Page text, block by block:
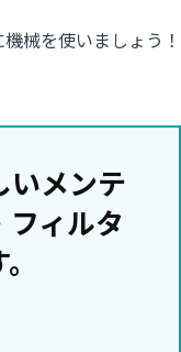
械を使いましょう！
いメンテ
ィルタ